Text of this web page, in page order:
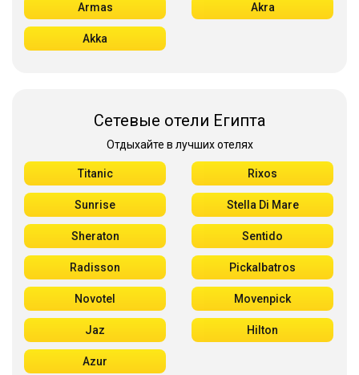
Armas Akra
Akka
Сетевые отели Египта
Отдыхайте в лучших отелях
Titanic Rixos
Sunrise Stella Di Mare
Sheraton Sentido
Radisson Pickalbatros
Novotel Movenpick
Jaz Hilton
Azur